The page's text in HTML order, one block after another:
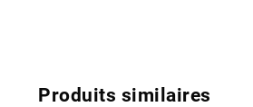
Produits similaires